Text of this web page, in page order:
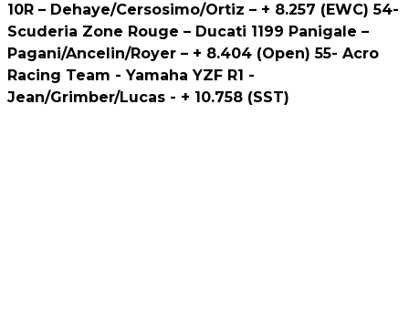
10R – Dehaye/Cersosimo/Ortiz – + 8.257 (EWC) 54-
Scuderia Zone Rouge – Ducati 1199 Panigale –
Pagani/Ancelin/Royer – + 8.404 (Open) 55- Acro
Racing Team - Yamaha YZF R1 -
Jean/Grimber/Lucas - + 10.758 (SST)